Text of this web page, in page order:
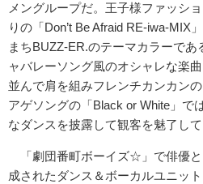
メングループだ。王子様ファッシ
りの「Don’t Be Afraid RE-iwa-MIX
まちBUZZ-ER.のテーマカラーで
ャバレーソング風のオシャレな楽
並んで肩を組みフレンチカンカン
アゲソングの「Black or White」で
なダンスを披露して観客を魅了して
「劇団番町ボーイズ☆」で俳優
成されたダンス＆ボーカルユニッ